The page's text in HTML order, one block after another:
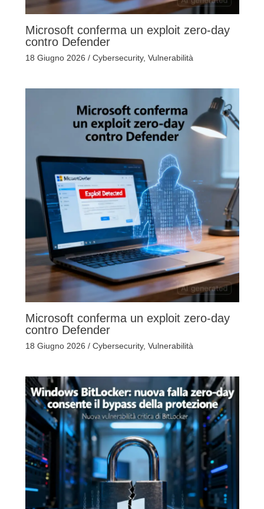
Microsoft conferma un exploit zero-day
contro Defender
18 Giugno 2026 / Cybersecurity, Vulnerabilità
Microsoft conferma un exploit zero-day
contro Defender
18 Giugno 2026 / Cybersecurity, Vulnerabilità